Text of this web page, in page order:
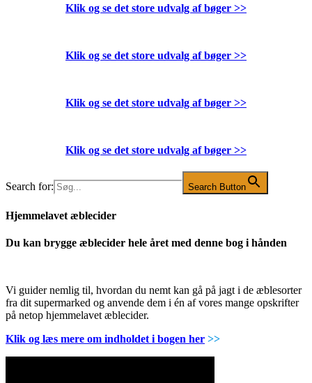
Klik og se det store udvalg af bøger >>
Klik og se det store udvalg af bøger >>
Klik og se det store udvalg af bøger >>
Klik og se det store udvalg af bøger >>
Search for: Search Button
Hjemmelavet æblecider
Du kan brygge æblecider hele året med denne bog i hånden
Vi guider nemlig til, hvordan du nemt kan gå på jagt i de æblesorter
fra dit supermarked og anvende dem i én af vores mange opskrifter
på netop hjemmelavet æblecider.
Klik og læs mere om indholdet i bogen her >>